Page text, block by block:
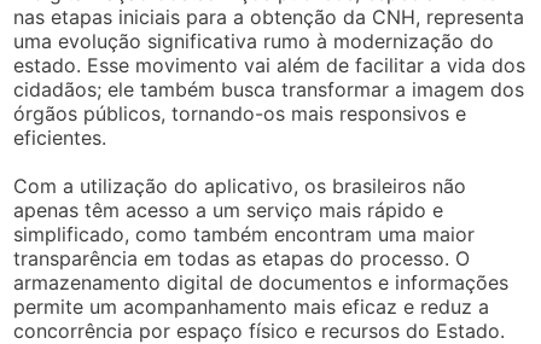
nas etapas iniciais para a obtenção da CNH, representa
uma evolução significativa rumo à modernização do
estado. Esse movimento vai além de facilitar a vida dos
cidadãos; ele também busca transformar a imagem dos
órgãos públicos, tornando-os mais responsivos e
eficientes.
Com a utilização do aplicativo, os brasileiros não
apenas têm acesso a um serviço mais rápido e
simplificado, como também encontram uma maior
transparência em todas as etapas do processo. O
armazenamento digital de documentos e informações
permite um acompanhamento mais eficaz e reduz a
concorrência por espaço físico e recursos do Estado.